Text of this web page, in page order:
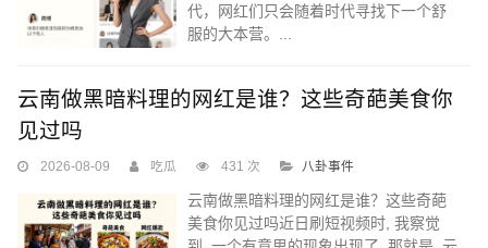
代，网红们只会随着时代寻找下一个舒
服的大本营。...
云南做黑暗料理的网红是谁？这些奇葩美食你
见过吗
2026-08-09 吃瓜 431 次 八卦事件
云南做黑暗料理的网红是谁？这些奇葩
美食你见过吗近日刷短视频时, 我察觉